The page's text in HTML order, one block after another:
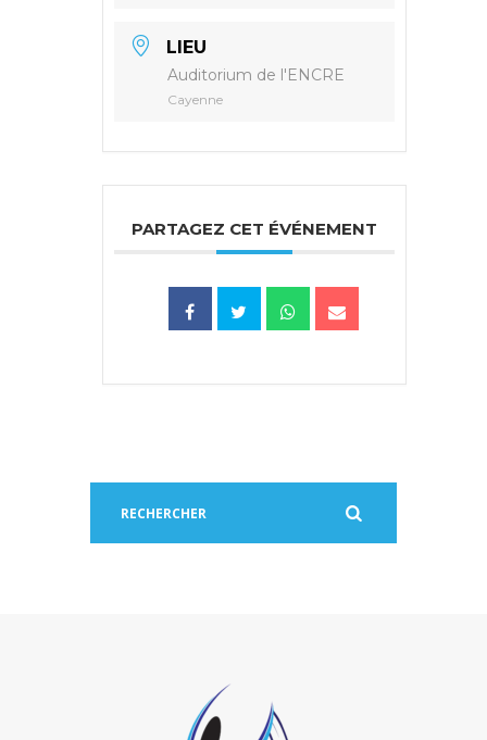
LIEU
Auditorium de l'ENCRE
Cayenne
PARTAGEZ CET ÉVÉNEMENT